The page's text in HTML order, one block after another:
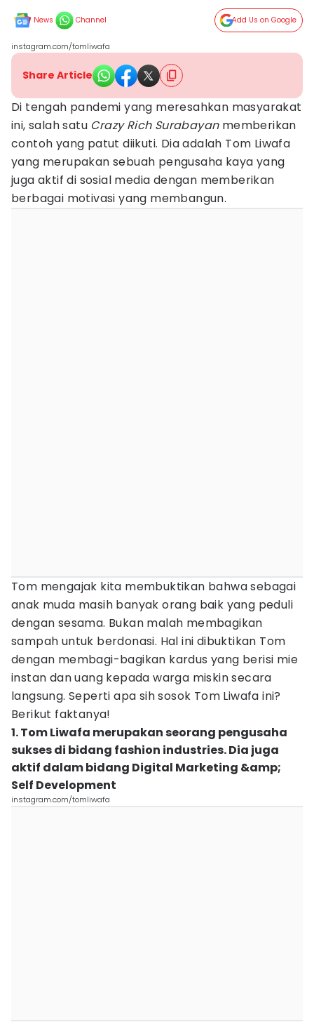
News Channel Add Us on Google
instagram.com/tomliwafa
Share Article
Di tengah pandemi yang meresahkan masyarakat
ini, salah satu Crazy Rich Surabayan memberikan
contoh yang patut diikuti. Dia adalah Tom Liwafa
yang merupakan sebuah pengusaha kaya yang
juga aktif di sosial media dengan memberikan
berbagai motivasi yang membangun.
Tom mengajak kita membuktikan bahwa sebagai
anak muda masih banyak orang baik yang peduli
dengan sesama. Bukan malah membagikan
sampah untuk berdonasi. Hal ini dibuktikan Tom
dengan membagi-bagikan kardus yang berisi mie
instan dan uang kepada warga miskin secara
langsung. Seperti apa sih sosok Tom Liwafa ini?
Berikut faktanya!
1. Tom Liwafa merupakan seorang pengusaha
sukses di bidang fashion industries. Dia juga
aktif dalam bidang Digital Marketing &amp;
Self Development
instagram.com/tomliwafa